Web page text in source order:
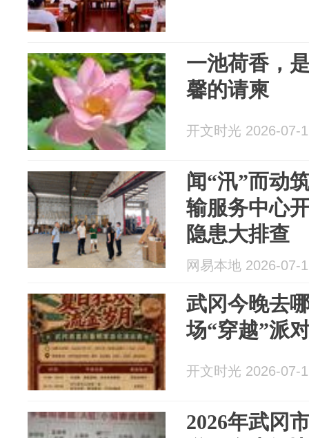
一池荷香，
馨的请柬
开文时光 2026-07-
闻“汛”而动
输服务中心
隐患大排查
网易本地 2026-07-
武冈今晚去
场“穿越”派
开文时光 2026-07-
2026年武冈